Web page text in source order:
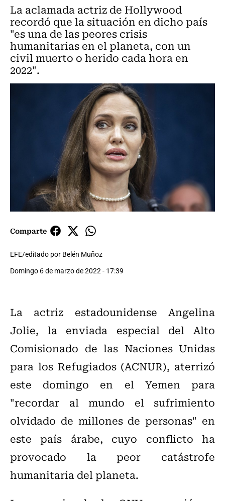
La aclamada actriz de Hollywood
recordó que la situación en dicho país
"es una de las peores crisis
humanitarias en el planeta, con un
civil muerto o herido cada hora en
2022".
Comparte
EFE/editado por Belén Muñoz
Domingo 6 de marzo de 2022 - 17:39
La actriz estadounidense Angelina
Jolie, la enviada especial del Alto
Comisionado de las Naciones Unidas
para los Refugiados (ACNUR), aterrizó
este domingo en el Yemen para
"recordar al mundo el sufrimiento
olvidado de millones de personas" en
este país árabe, cuyo conflicto ha
provocado la peor catástrofe
humanitaria del planeta.